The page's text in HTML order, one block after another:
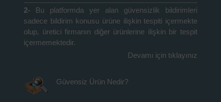
2-
Bu platformda yer alan güvensizlik bildirimleri
sadece bildirim konusu ürüne ilişkin tespiti içermekte
olup, üretici firmanın diğer ürünlerine ilişkin bir tespit
içermemektedir.
Devamı için tıklayınız
Güvensiz Ürün Nedir?